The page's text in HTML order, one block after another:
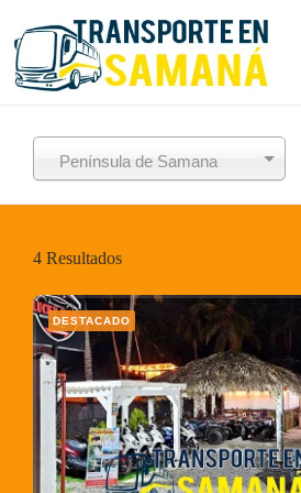
Península de Samana
4 Resultados
DESTACADO